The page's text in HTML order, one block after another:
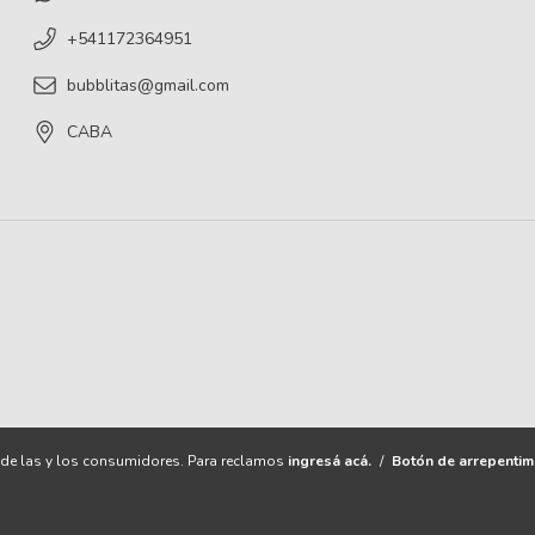
+541172364951
bubblitas@gmail.com
CABA
las y los consumidores. Para reclamos ingresá acá. / Botón de